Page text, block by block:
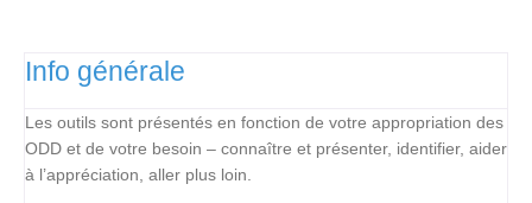
Info générale
Les outils sont présentés en fonction de votre appropriation des
ODD et de votre besoin – connaître et présenter, identifier, aider
à l’appréciation, aller plus loin.